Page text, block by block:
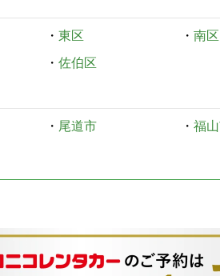
・ 東区 ・ 南区
・ 佐伯区
・ 尾道市 ・ 福